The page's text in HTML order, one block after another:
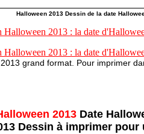
Halloween 2013 Dessin de la date
Halloween 2013 : la date
Halloween 2013 : la date
grand format. Pour imprimer
2013 Date
Dessin à imprimer pour